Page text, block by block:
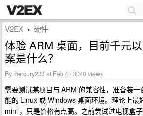
V2EX › 硬件
体验 ARM 桌面，目前千元
案是什么？
By mercury233at Feb 4 · 3040 views
需要测试某项目与 ARM 的兼容性，准备装
能的 Linux 或 Windows 桌面环境。理论上最
mini ，只是价格有点高。之前尝试过电视盒